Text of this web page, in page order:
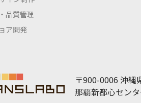
品質管理
ア開発
〒900-0006 沖縄
那覇新都心セン